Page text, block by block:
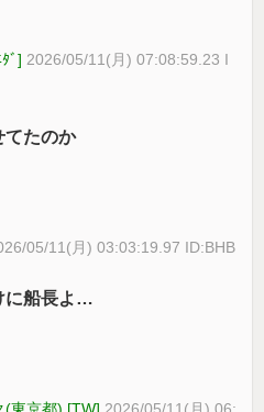
ﾞ] 2026/05/11(月) 07:08:59.23 I
てたのか
05/11(月) 03:03:19.97 ID:BHB
に船長よ…
(東京都) [TW] 2026/05/11(月) 06: